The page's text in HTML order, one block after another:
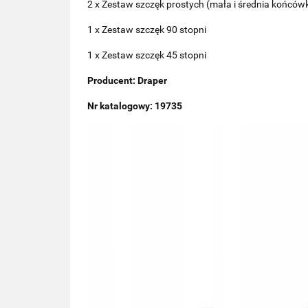
2 x Zestaw szczęk prostych (mała i średnia
1 x Zestaw szczęk 90 stopni
1 x Zestaw szczęk 45 stopni
Producent: Draper
Nr katalogowy: 19735